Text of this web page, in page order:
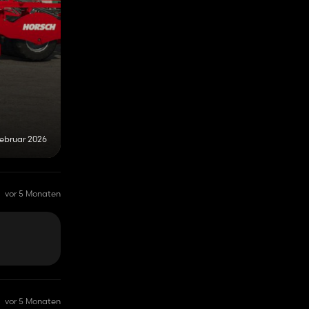
2026
vor 5 Monaten
vor 5 Monaten